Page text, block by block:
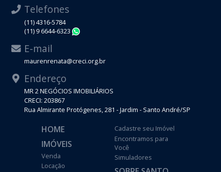
Telefones
(11) 4316-5784
(11) 9 6644-6323
E-mail
maurenrenata@creci.org.br
Endereço
MR 2 NEGÓCIOS IMOBILIÁRIOS
CRECI: 203867
Rua Almirante Protógenes, 281 - Jardim - Santo André/SP
HOME
IMÓVEIS
Venda
Locação
Cadastre seu Imóvel
Encontramos para
Você
Simuladores